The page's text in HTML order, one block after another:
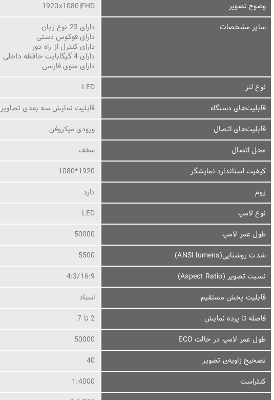
وضوح تصویر
1920x1080|FHD
سایر مشخصات
دارای 23 نوع زبان
دارای فوکوس دستی
دارای کنترل از راه دور
دارای 4 گیگابایت حافظه داخلی
دارای منوی فارسی
نوع لنز
LED
قابلیت‌های دستگاه
قابلیت نمایش سه بعدی تصاویر
قابلیت‌های اتصال
ورودی میکروفن
محل اتصال
سقف
کیفیت استاندارد نمایشگر
1920*1080
زوم
دارد
نوع لامپ
LED
طول عمر لامپ
50000
شدت روشنایی(ANSI lumens)
5500
نسبت تصویر (Aspect Ratio)
4:3/16:9
قابلیت پخش مستقیم
اسناد
فاصله تا پرده نمایش
2 تا 7
طول عمر لامپ در حالت ECO
50000
تصحیح زاویه‌ی تصویر
40
کنتراست
1:4000